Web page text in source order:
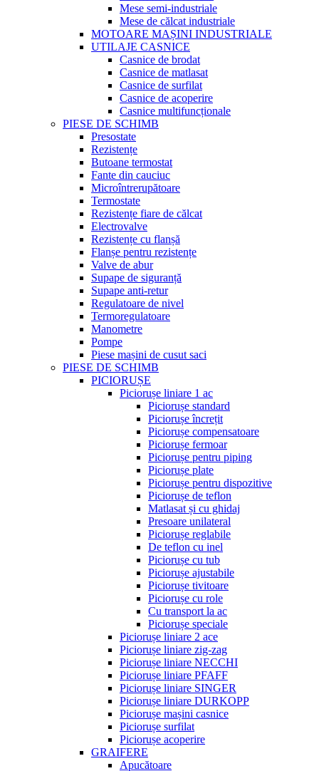
Mese semi-industriale
Mese de călcat industriale
MOTOARE MAȘINI INDUSTRIALE
UTILAJE CASNICE
Casnice de brodat
Casnice de matlasat
Casnice de surfilat
Casnice de acoperire
Casnice multifuncționale
PIESE DE SCHIMB
Presostate
Rezistențe
Butoane termostat
Fante din cauciuc
Microîntrerupătoare
Termostate
Rezistențe fiare de călcat
Electrovalve
Rezistențe cu flanșă
Flanșe pentru rezistențe
Valve de abur
Supape de siguranță
Supape anti-retur
Regulatoare de nivel
Termoregulatoare
Manometre
Pompe
Piese mașini de cusut saci
PIESE DE SCHIMB
PICIORUȘE
Piciorușe liniare 1 ac
Piciorușe standard
Piciorușe încrețit
Piciorușe compensatoare
Piciorușe fermoar
Piciorușe pentru piping
Piciorușe plate
Piciorușe pentru dispozitive
Piciorușe de teflon
Matlasat și cu ghidaj
Presoare unilateral
Piciorușe reglabile
De teflon cu inel
Piciorușe cu tub
Piciorușe ajustabile
Piciorușe tivitoare
Piciorușe cu role
Cu transport la ac
Piciorușe speciale
Piciorușe liniare 2 ace
Piciorușe liniare zig-zag
Piciorușe liniare NECCHI
Piciorușe liniare PFAFF
Piciorușe liniare SINGER
Piciorușe liniare DURKOPP
Piciorușe mașini casnice
Piciorușe surfilat
Piciorușe acoperire
GRAIFERE
Apucătoare